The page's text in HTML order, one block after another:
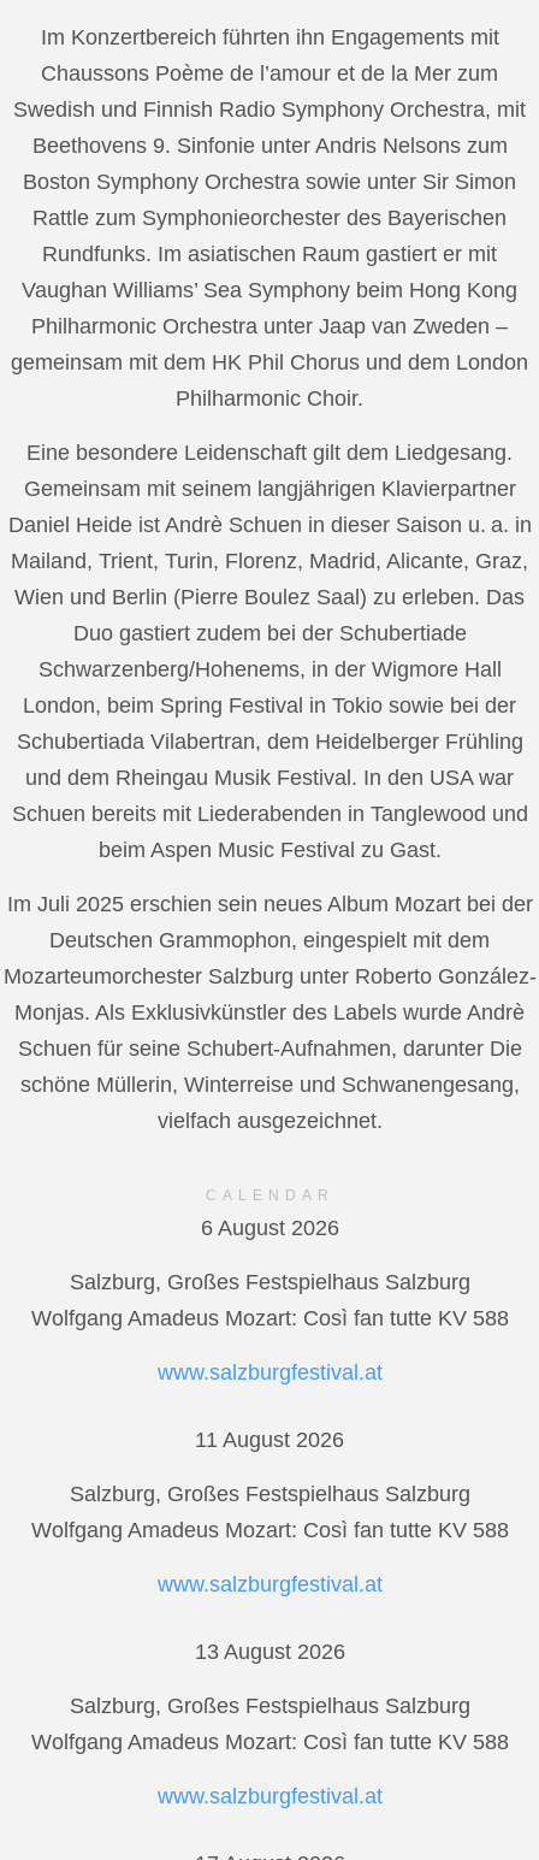
Im Konzertbereich führten ihn Engagements mit
Chaussons Poème de l’amour et de la Mer zum
Swedish und Finnish Radio Symphony Orchestra, mit
Beethovens 9. Sinfonie unter Andris Nelsons zum
Boston Symphony Orchestra sowie unter Sir Simon
Rattle zum Symphonieorchester des Bayerischen
Rundfunks. Im asiatischen Raum gastiert er mit
Vaughan Williams’ Sea Symphony beim Hong Kong
Philharmonic Orchestra unter Jaap van Zweden –
gemeinsam mit dem HK Phil Chorus und dem London
Philharmonic Choir.
Eine besondere Leidenschaft gilt dem Liedgesang.
Gemeinsam mit seinem langjährigen Klavierpartner
Daniel Heide ist Andrè Schuen in dieser Saison u. a. in
Mailand, Trient, Turin, Florenz, Madrid, Alicante, Graz,
Wien und Berlin (Pierre Boulez Saal) zu erleben. Das
Duo gastiert zudem bei der Schubertiade
Schwarzenberg/Hohenems, in der Wigmore Hall
London, beim Spring Festival in Tokio sowie bei der
Schubertiada Vilabertran, dem Heidelberger Frühling
und dem Rheingau Musik Festival. In den USA war
Schuen bereits mit Liederabenden in Tanglewood und
beim Aspen Music Festival zu Gast.
Im Juli 2025 erschien sein neues Album Mozart bei der
Deutschen Grammophon, eingespielt mit dem
Mozarteumorchester Salzburg unter Roberto González-
Monjas. Als Exklusivkünstler des Labels wurde Andrè
Schuen für seine Schubert-Aufnahmen, darunter Die
schöne Müllerin, Winterreise und Schwanengesang,
vielfach ausgezeichnet.
CALENDAR
6 August 2026
Salzburg, Großes Festspielhaus Salzburg
Wolfgang Amadeus Mozart: Così fan tutte KV 588
www.salzburgfestival.at
11 August 2026
Salzburg, Großes Festspielhaus Salzburg
Wolfgang Amadeus Mozart: Così fan tutte KV 588
www.salzburgfestival.at
13 August 2026
Salzburg, Großes Festspielhaus Salzburg
Wolfgang Amadeus Mozart: Così fan tutte KV 588
www.salzburgfestival.at